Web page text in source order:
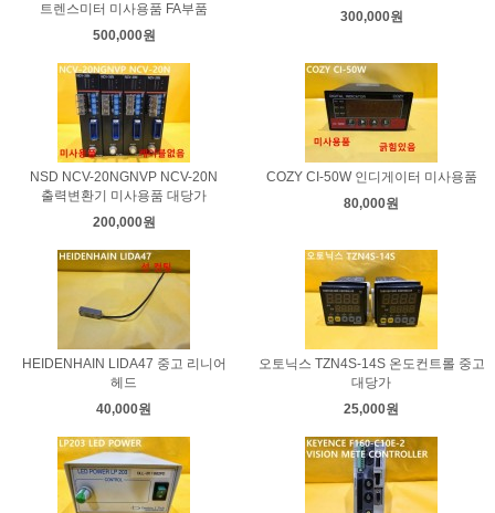
트렌스미터 미사용품 FA부품
500,000원
300,000원
NSD NCV-20NGNVP NCV-20N
출력변환기 미사용품 대당가
200,000원
COZY CI-50W 인디게이터 미사용품
80,000원
HEIDENHAIN LIDA47 중고 리니어
헤드
40,000원
오토닉스 TZN4S-14S 온도컨트롤 중고
대당가
25,000원